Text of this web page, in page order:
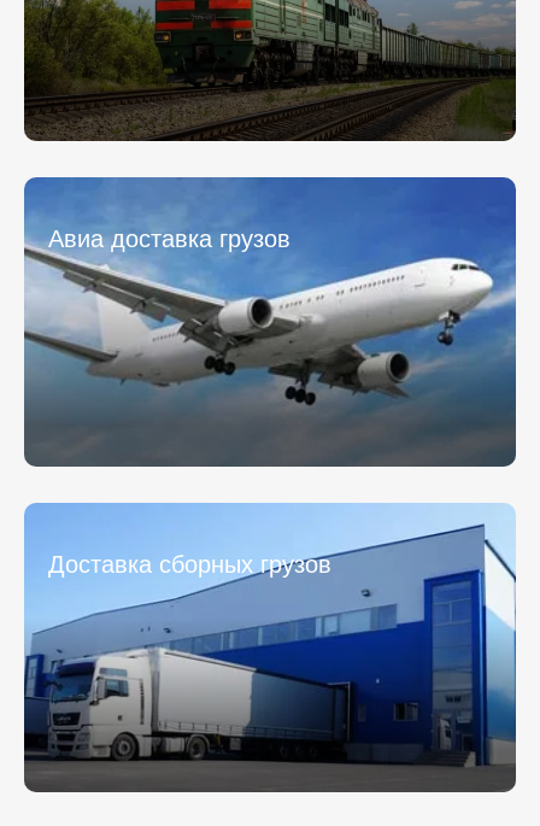
Авиа доставка грузов
Доставка сборных грузов
персональных данных.
* - обязательное поле
Отправить
персональных данных.
* - обязательное поле
Отправить